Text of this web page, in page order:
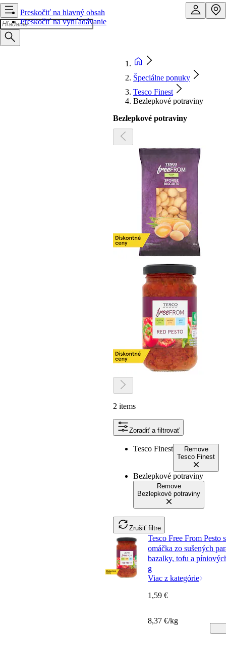
Preskočiť na hlavný obsah
Preskočiť na vyhľadávanie
Špeciálne ponuky
Tesco Finest
Bezlepkové potraviny
Bezlepkové potraviny
2 items
Zoradiť a filtrovať
Tesco Finest
Remove
Tesco Finest
Bezlepkové potraviny
Remove
Bezlepkové potraviny
Zrušiť filtre
Tesco Free From Pesto
omáčka zo sušených
bazalky, tofu a
g
Viac z kategórie
1,59 €
8,37 €/kg